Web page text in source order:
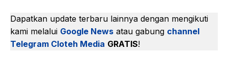
Dapatkan update terbaru lainnya dengan mengikuti
kami melalui Google News atau gabung channel
Telegram Cloteh Media GRATIS!